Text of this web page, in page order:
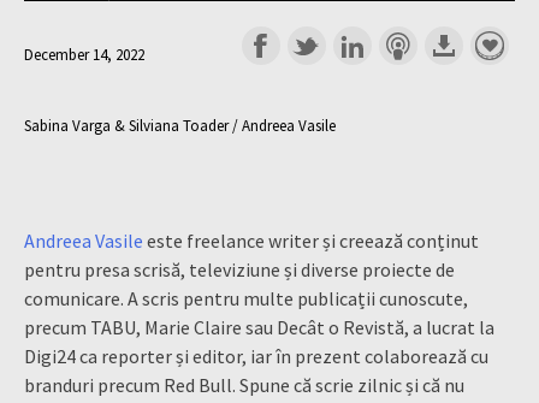
December 14, 2022
Sabina Varga & Silviana Toader / Andreea Vasile
Andreea Vasile este freelance writer și creează conținut
pentru presa scrisă, televiziune și diverse proiecte de
comunicare. A scris pentru multe publicații cunoscute,
precum TABU, Marie Claire sau Decât o Revistă, a lucrat la
Digi24 ca reporter și editor, iar în prezent colaborează cu
branduri precum Red Bull. Spune că scrie zilnic și că nu